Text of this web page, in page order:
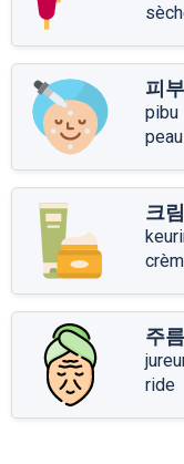
피부
pibu
peau
크림
주름
ride